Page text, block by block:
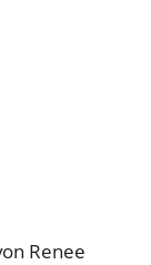
Renee